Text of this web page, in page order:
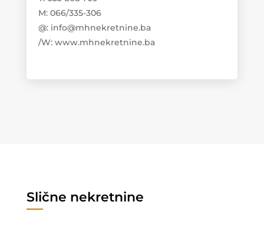
M: 066/335-306
@: info@mhnekretnine.ba
/W: www.mhnekretnine.ba
Slične nekretnine